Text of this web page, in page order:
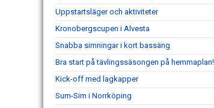
Uppstartsläger och aktiviteter
Kronobergscupen i Alvesta
Snabba simningar i kort bassäng
Bra start på tävlingssäsongen på hemmaplan!
Kick-off med lagkapper
Sum-Sim i Norrköping